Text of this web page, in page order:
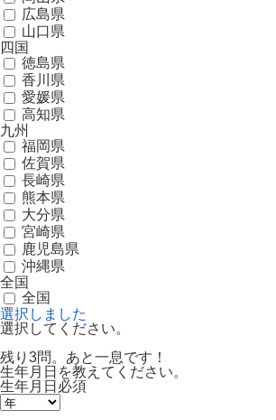
広島県
山口県
四国
徳島県
香川県
愛媛県
高知県
九州
福岡県
佐賀県
長崎県
熊本県
大分県
宮崎県
鹿児島県
沖縄県
全国
全国
選択しました
選択してください。
残り3問。あと一息です！
生年月日を教えてください。
生年月日 必須